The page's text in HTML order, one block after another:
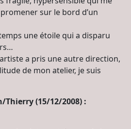
sur le bord d’un
une étoile qui a disparu
a pris une autre direction,
de mon atelier, je suis
Thierry (15/12/2008) :